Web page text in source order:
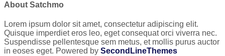
About Satchmo
Lorem ipsum dolor sit amet, consectetur adipiscing elit.
Quisque imperdiet eros leo, eget consequat orci viverra nec.
Suspendisse pellentesque sem metus, et mollis purus auctor
in eoses eget. Powered by SecondLineThemes